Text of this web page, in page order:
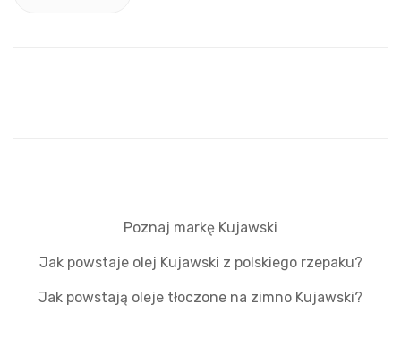
Poznaj markę Kujawski
Jak powstaje olej Kujawski z polskiego rzepaku?
Jak powstają oleje tłoczone na zimno Kujawski?